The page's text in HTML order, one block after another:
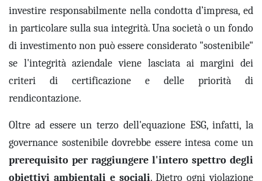
investire responsabilmente nella condotta d’impresa, ed
in particolare sulla sua integrità. Una società o un fondo
di investimentonon può essere considerato "sostenibile"
se l'integrità aziendale viene lasciata ai margini dei
criteri di certificazione e delle priorità di
rendicontazione.
Oltre ad essere un terzo dell'equazione ESG,infatti, la
governance sostenibile dovrebbe essere intesa come un
prerequisito per raggiungere l'intero spettro degli
obiettivi ambientali e sociali. Dietro ogni violazione